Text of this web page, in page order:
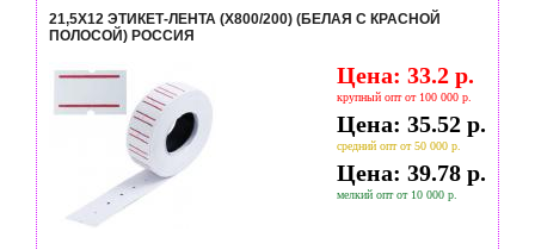
21,5Х12 ЭТИКЕТ-ЛЕНТА (Х800/200) (БЕЛАЯ С КРАСНОЙ
ПОЛОСОЙ) РОССИЯ
Цена: 33.2 р.
крупный опт от 100 000 р.
Цена: 35.52 р.
средний опт от 50 000 р.
Цена: 39.78 р.
мелкий опт от 10 000 р.